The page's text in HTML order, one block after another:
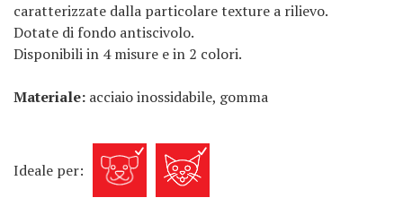
caratterizzate dalla particolare texture a rilievo.
Dotate di fondo antiscivolo.
Disponibili in 4 misure e in 2 colori.
Materiale: acciaio inossidabile, gomma
Ideale per: